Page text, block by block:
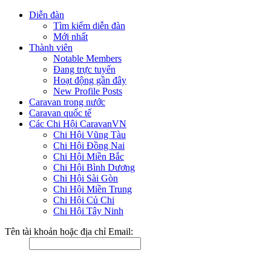
Diễn đàn
Tìm kiếm diễn đàn
Mới nhất
Thành viên
Notable Members
Đang trực tuyến
Hoạt động gần đây
New Profile Posts
Caravan trong nước
Caravan quốc tế
Các Chi Hội CaravanVN
Chi Hội Vũng Tàu
Chi Hội Đồng Nai
Chi Hội Miền Bắc
Chi Hội Bình Dương
Chi Hội Sài Gòn
Chi Hội Miền Trung
Chi Hội Củ Chi
Chi Hội Tây Ninh
Tên tài khoản hoặc địa chỉ Email: